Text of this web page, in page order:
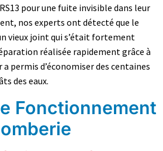
pour une fuite invisible dans leur
nos experts ont détecté que le
vieux joint qui s’était fortement
réalisée rapidement grâce à
permis d’économiser des centaines
des eaux.
Fonctionnement